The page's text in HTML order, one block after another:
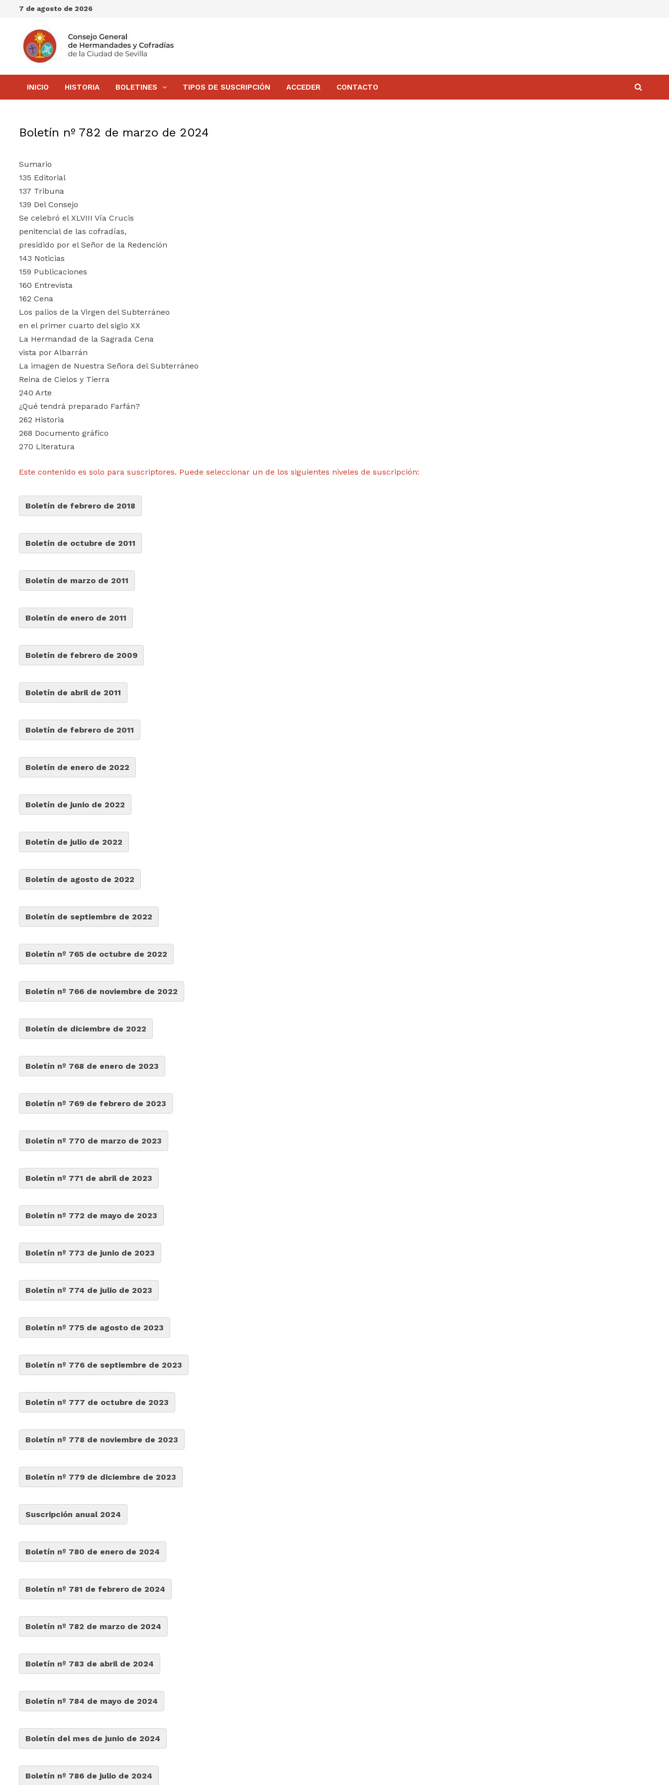
Saltar
contenido
7 de agosto de 2026
INICIO HISTORIA BOLETINES TIPOS DE SUSCRIPCIÓN ACCEDER CONTACTO
Boletín nº 782 de marzo de 2024
Sumario
135 Editorial
137 Tribuna
139 Del Consejo
Se celebró el XLVIII Vía Crucis
penitencial de las cofradías,
presidido por el Señor de la Redención
143 Noticias
159 Publicaciones
160 Entrevista
162 Cena
Los palios de la Virgen del Subterráneo
en el primer cuarto del siglo XX
La Hermandad de la Sagrada Cena
vista por Albarrán
La imagen de Nuestra Señora del Subterráneo
Reina de Cielos y Tierra
240 Arte
¿Qué tendrá preparado Farfán?
262 Historia
268 Documento gráfico
270 Literatura
Este contenido es solo para suscriptores. Puede seleccionar un de los siguientes niveles de suscripción:
Boletín de febrero de 2018
Boletín de octubre de 2011
Boletín de marzo de 2011
Boletín de enero de 2011
Boletín de febrero de 2009
Boletín de abril de 2011
Boletín de febrero de 2011
Boletín de enero de 2022
Boletín de junio de 2022
Boletín de julio de 2022
Boletín de agosto de 2022
Boletín de septiembre de 2022
Boletín nº 765 de octubre de 2022
Boletín nº 766 de noviembre de 2022
Boletín de diciembre de 2022
Boletín nº 768 de enero de 2023
Boletín nº 769 de febrero de 2023
Boletín nº 770 de marzo de 2023
Boletín nº 771 de abril de 2023
Boletín nº 772 de mayo de 2023
Boletín nº 773 de junio de 2023
Boletín nº 774 de julio de 2023
Boletín nº 775 de agosto de 2023
Boletín nº 776 de septiembre de 2023
Boletín nº 777 de octubre de 2023
Boletín nº 778 de noviembre de 2023
Boletín nº 779 de diciembre de 2023
Suscripción anual 2024
Boletín nº 780 de enero de 2024
Boletín nº 781 de febrero de 2024
Boletín nº 782 de marzo de 2024
Boletín nº 783 de abril de 2024
Boletín nº 784 de mayo de 2024
Boletín del mes de junio de 2024
Boletín nº 786 de julio de 2024